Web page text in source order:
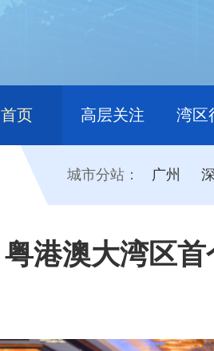
首页 高层关注 湾区
城市分站： 广州
粤港澳大湾区